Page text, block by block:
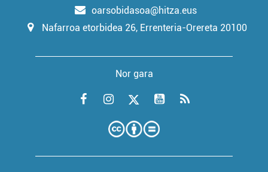
oarsobidasoa@hitza.eus
Nafarroa etorbidea 26, Errenteria-Orereta 20100
Nor gara